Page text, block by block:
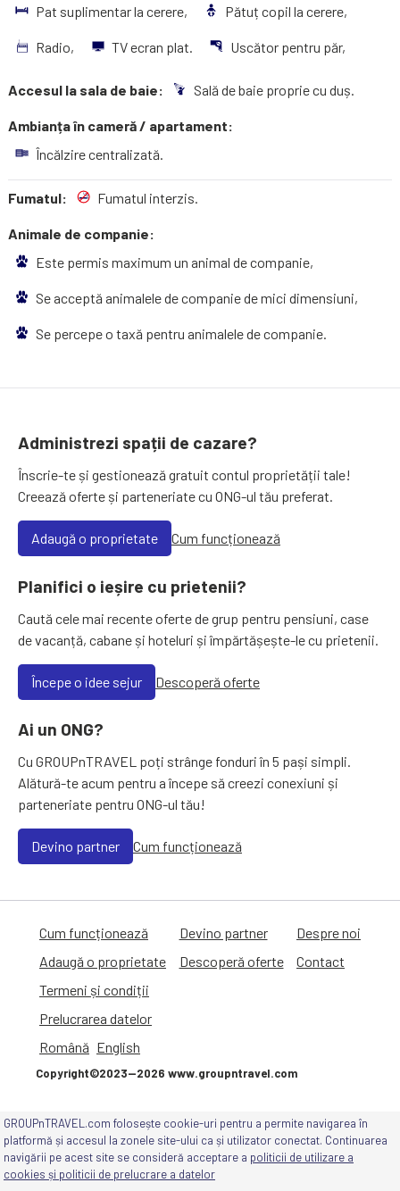
Pat suplimentar la cerere, Pătuț copil la cerere,
Radio, TV ecran plat. Uscător pentru păr,
Accesul la sala de baie: Sală de baie proprie cu duș.
Ambianța în cameră / apartament:
Încălzire centralizată.
Fumatul: Fumatul interzis.
Animale de companie:
Este permis maximum un animal de companie,
Se acceptă animalele de companie de mici dimensiuni,
Se percepe o taxă pentru animalele de companie.
GROUPnTRAVEL.com folosește cookie-uri pentru a permite navigarea în
platformă și accesul la zonele site-ului ca și utilizator conectat. Continuarea
navigării pe acest site se consideră acceptare a politicii de utilizare a
cookies și politicii de prelucrare a datelor
Administrezi spații de cazare?
Înscrie-te și gestionează gratuit contul proprietății tale!
Creează oferte și parteneriate cu ONG-ul tău preferat.
Adaugă o proprietate Cum funcționează
Planifici o ieșire cu prietenii?
Caută cele mai recente oferte de grup pentru pensiuni, case
de vacanță, cabane și hoteluri și împărtășește-le cu prietenii.
Începe o idee sejur Descoperă oferte
Ai un ONG?
Cu GROUPnTRAVEL poți strânge fonduri în 5 pași simpli.
Alătură-te acum pentru a începe să creezi conexiuni și
parteneriate pentru ONG-ul tău!
Devino partner Cum funcționează
Cum funcționează
Adaugă o proprietate
Devino partner
Descoperă oferte
Despre noi
Contact
Termeni și condiții
Prelucrarea datelor
Română English
Copyright©2023—2026 www.groupntravel.com
GROUPnTRAVEL pe canalele de social
media